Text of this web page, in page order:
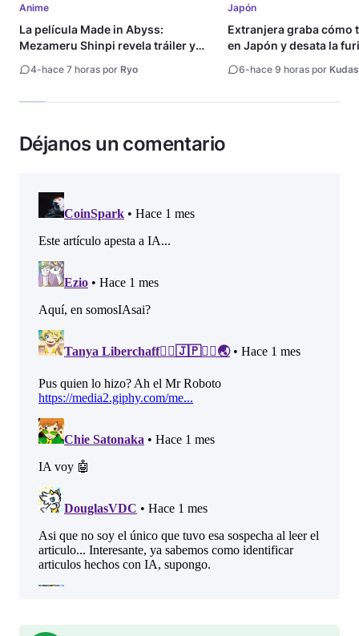
Anime
La película Made in Abyss:
Mezameru Shinpi revela tráiler y
4-hace 7 horas por Ryo
Japón
Extranjera graba cómo
en Japón y desata la
6-hace 9 horas por
Déjanos un comentario